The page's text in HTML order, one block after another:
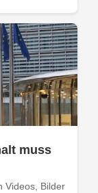
muss
Videos, Bilder